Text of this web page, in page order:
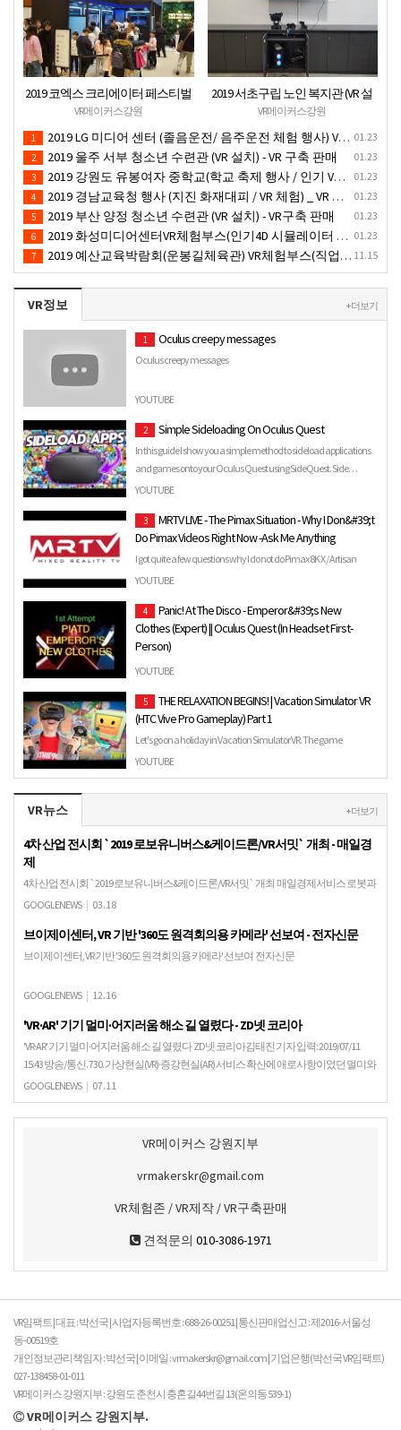
2019 코엑스 크리에이터 페스티벌
VR체험 부스 (인기 VR 체험) - VR렌
탈대여 행사
VR메이커스강원
2019 서초구립 노인 복지관 (VR 설
치) - VR 구축 판매
VR메이커스강원
01.23
1 2019 LG 미디어 센터 (졸음운전/ 음주운전 체험 행사) VR 체험 - VR 렌탈대여 행사
01.23
2 2019 울주 서부 청소년 수련관 (VR 설치) - VR 구축 판매
01.23
3 2019 강원도 유봉여자 중학교(학교 축제 행사 / 인기 VR 컨텐츠 ) - VR렌탈대여 행사
01.23
4 2019 경남교육청 행사 (지진 화재대피 / VR 체험) _ VR 렌탈대여행사
01.23
5 2019 부산 양정 청소년 수련관 (VR 설치) - VR구축 판매
01.23
6 2019 화성미디어센터VR체험부스(인기4D 시뮬레이터 체험)-VR렌탈대여 행사
11.15
7 2019 예산교육박람회(운봉길체육관) VR체험부스(직업진로체험 / 인기VR체험)-VR렌탈대여행사
VR정보 + 더보기
1 Oculus creepy messages
Oculus creepy messages
YOUTUBE
2 Simple Sideloading On Oculus Quest
In this guide I show you a simple method to sideload applications
and games onto your Oculus Quest using SideQuest. Side…
YOUTUBE
3
MRTV LIVE - The Pimax Situation - Why I Don&#39;t
Do Pimax Videos Right Now -Ask Me Anything
I got quite a few questions why I do not do Pimax 8K X / Artisan
videos at the moment. I am going to answer those questi…
YOUTUBE
4
Panic! At The Disco - Emperor&#39;s New
Clothes (Expert) || Oculus Quest (In Headset First-
Person)
Panic! At The Disco - Emperor's New Clothes (Expert) || Oculus
YOUTUBE
5
THE RELAXATION BEGINS! | Vacation Simulator VR
(HTC Vive Pro Gameplay) Part 1
Let's go on a holiday in Vacation Simulator VR. The game
developed by Owlchemy Labs has finally launched and can be
play…
YOUTUBE
VR뉴스 + 더보기
4차 산업 전시회 `2019 로보유니버스&케이드론/VR서밋` 개최 - 매일경
제
4차 산업 전시회 `2019 로보유니버스&케이드론/VR서밋` 개최 매일경제서비스 로봇과
드론 분야의 산업 성장이 지속되면서 수도권 최대 규모의 4차 산업 전시회로 자리매김
GOOGLENEWS | 03.18
브이제이센터, VR 기반 '360도 원격회의용 카메라' 선보여 - 전자신문
브이제이센터, VR 기반 '360도 원격회의용 카메라' 선보여 전자신문
GOOGLENEWS | 12.16
'VR·AR' 기기 멀미·어지러움 해소 길 열렸다 - ZD넷 코리아
'VR·AR' 기기 멀미·어지러움 해소 길 열렸다 ZD넷 코리아김태진 기자 입력: 2019/07/11
15:43 방송/통신. 730. 가상현실(VR)·증강현실(AR) 서비스 확산에 애로사항이었던 멀미와
어지러움을 …
GOOGLENEWS | 07.11
VR메이커스 강원지부
vrmakerskr@gmail.com
VR체험존 / VR제작 / VR구축판매
견적문의 010-3086-1971
VR임팩트 | 대표 : 박선국 | 사업자등록번호 : 688-26-00251 | 통신판매업신고 : 제2016-서울성
동-00519호
개인정보관리책임자 : 박선국 | 이메일 : vrmakerskr@gmail.com | 기업은행(박선국 VR임팩트)
027-138458-01-011
VR메이커스 강원지부 : 강원도 춘천시 충혼길44번길 13(온의동 539-1)
VR메이커스 강원지부.